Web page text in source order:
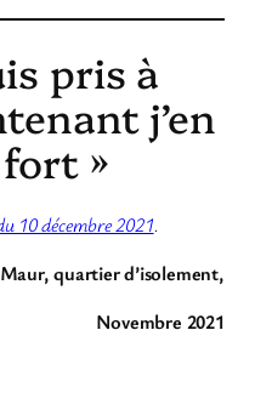
pris à
j’en
»
10 décembre 2021.
quartier d’isolement,
Novembre 2021